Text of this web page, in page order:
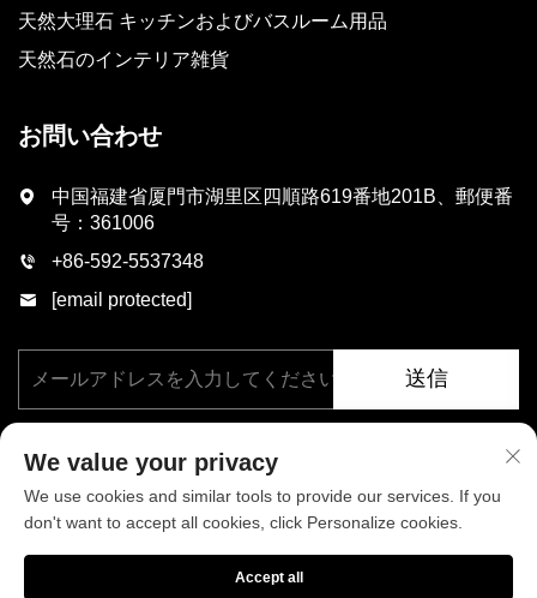
天然大理石 キッチンおよびバスルーム用品
天然石のインテリア雑貨
お問い合わせ
中国福建省厦門市湖里区四順路619番地201B、郵便番
号：361006
+86-592-5537348
[email protected]
送信
著作権 © 厦門フェニックス工業有限公司、すべての権利を保有。
We value your privacy
We use cookies and similar tools to provide our services. If you
don't want to accept all cookies, click Personalize cookies.
Accept all